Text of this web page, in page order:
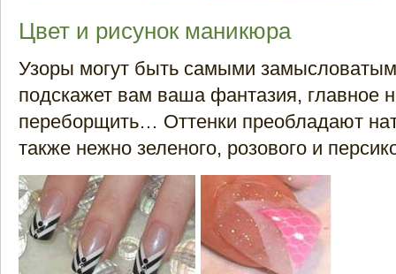
Цвет и рисунок маникюра
Узоры могут быть самыми
подскажет вам ваша фантазия, главное
переборщить… Оттенки преобладают
также нежно зеленого, розового и